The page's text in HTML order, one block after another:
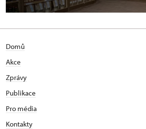
Domů
Akce
Zprávy
Publikace
Pro média
Kontakty